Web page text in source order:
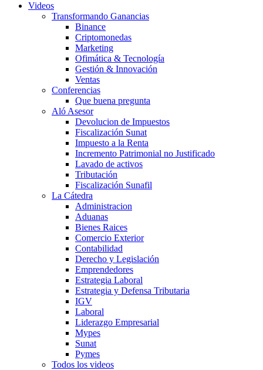
Videos
Transformando Ganancias
Binance
Criptomonedas
Marketing
Ofimática & Tecnología
Gestión & Innovación
Ventas
Conferencias
Que buena pregunta
Aló Asesor
Devolucion de Impuestos
Fiscalización Sunat
Impuesto a la Renta
Incremento Patrimonial no Justificado
Lavado de activos
Tributación
Fiscalización Sunafil
La Cátedra
Administracion
Aduanas
Bienes Raices
Comercio Exterior
Contabilidad
Derecho y Legislación
Emprendedores
Estrategia Laboral
Estrategia y Defensa Tributaria
IGV
Laboral
Liderazgo Empresarial
Mypes
Sunat
Pymes
Todos los videos